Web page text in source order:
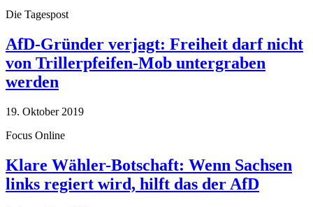
Die Tagespost
AfD-Gründer verjagt: Freiheit darf nicht
von Trillerpfeifen-Mob untergraben
werden
19. Oktober 2019
Focus Online
Klare Wähler-Botschaft: Wenn Sachsen
links regiert wird, hilft das der AfD